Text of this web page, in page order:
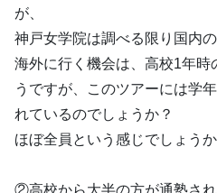
が、
神戸女学院は調べる限り国内の
海外に行く機会は、高校1年時
うですが、このツアーには学
れているのでしょうか？
ほぼ全員という感じでしょうか
②高校から大半の方が通塾され